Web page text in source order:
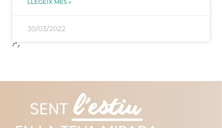
LLEGEIX MÉS »
30/03/2022